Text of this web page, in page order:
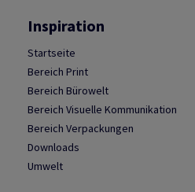
Inspiration
Startseite
Bereich Print
Bereich Bürowelt
Bereich Visuelle Kommunikation
Bereich Verpackungen
Downloads
Umwelt